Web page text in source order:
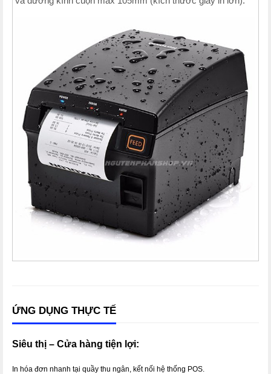
ỨNG DỤNG THỰC TẾ
Siêu thị – Cửa hàng tiện lợi:
In hóa đơn nhanh tại quầy thu ngân, kết nối hệ thống POS.